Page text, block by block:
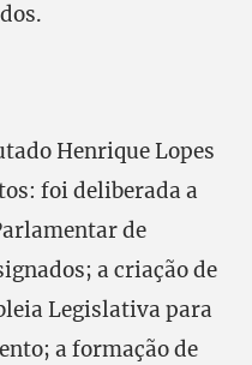
Henrique Lopes
foi deliberada a
de
a criação de
Legislativa para
a formação de